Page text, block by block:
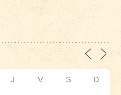
J V S D